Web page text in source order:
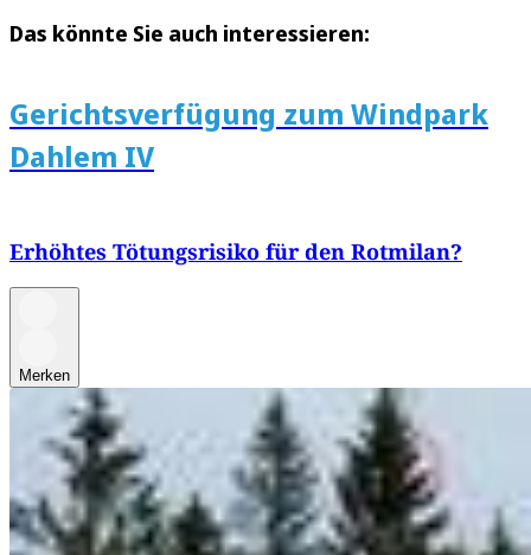
Das könnte Sie auch interessieren:
Gerichtsverfügung zum Windpark
Dahlem IV
Erhöhtes Tötungsrisiko für den Rotmilan?
Merken